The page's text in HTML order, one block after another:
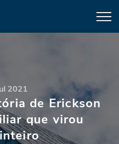
2021
de Erickson
que virou